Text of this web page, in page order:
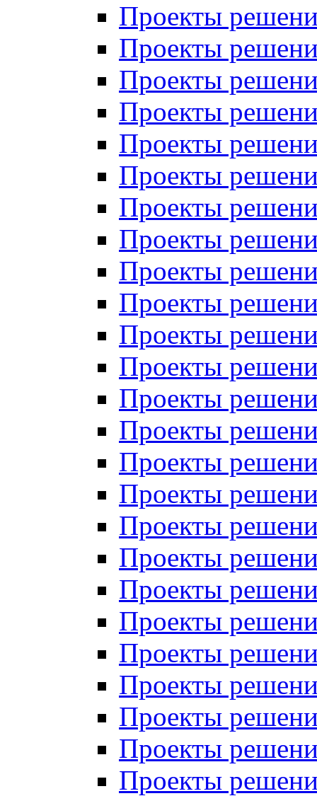
Проекты
Проекты
Проекты
Проекты
Проекты
Проекты
Проекты
Проекты
Проекты
Проекты
Проекты
Проекты
Проекты
Проекты
Проекты
Проекты
Проекты
Проекты
Проекты
Проекты
Проекты
Проекты
Проекты
Проекты
Проекты